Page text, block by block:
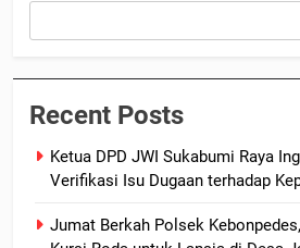
Recent Posts
Ketua DPD JWI Sukabumi Raya
Verifikasi Isu Dugaan terhadap
Jumat Berkah Polsek